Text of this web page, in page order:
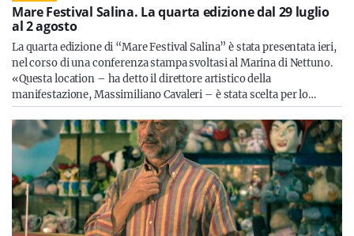
Mare Festival Salina. La quarta edizione dal 29 luglio
al 2 agosto
La quarta edizione di “Mare Festival Salina” è stata presentata ieri,
nel corso di una conferenza stampa svoltasi al Marina di Nettuno.
«Questa location – ha detto il direttore artistico della
manifestazione, Massimiliano Cavaleri – è stata scelta per lo…